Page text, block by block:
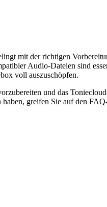
mit der richtigen
Audio-Dateien sind
voll auszuschöpfen.
und das
greifen Sie auf den